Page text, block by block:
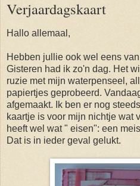
Verjaardagskaart
Hallo allemaal,
Hebben jullie ook wel eens
Gisteren had ik zo'n dag. Het
ruzie met mijn waterpenseel,
papiertjes geprobeerd.
afgemaakt. Ik ben er nog
kaartje is voor mijn nichtje wat
heeft wel wat " eisen": een
Dat is in ieder geval gelukt.